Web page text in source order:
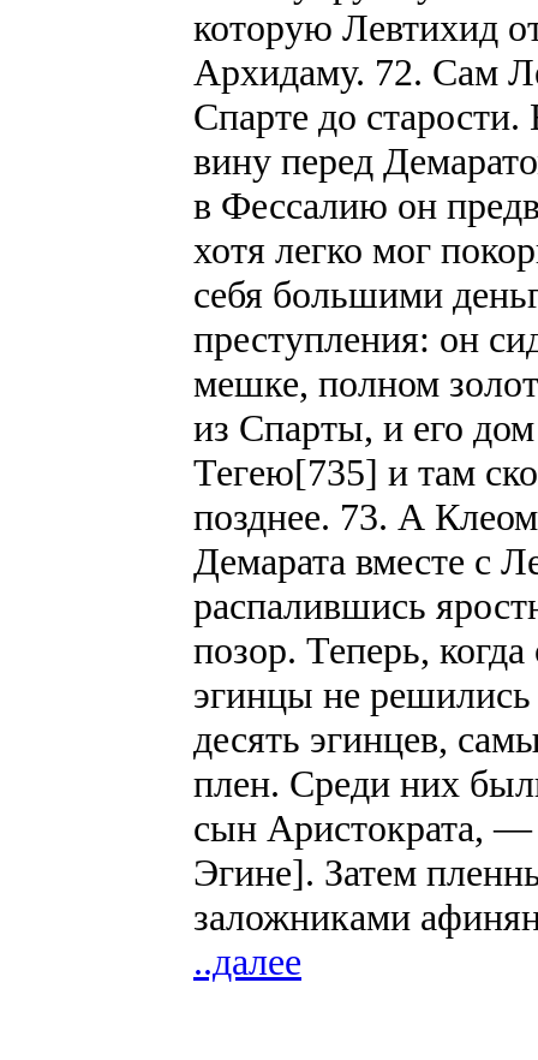
которую Левтихид
Архидаму. 72. Сам
Спарте до
вину перед
в Фессалию он
хотя легко мог
себя большими
преступления: он
мешке, полном
из Спарты, и его
Тегею[735] и там
позднее. 73. А
Демарата вместе с
распалившись
позор. Теперь,
эгинцы не
десять эгинцев,
плен. Среди них
сын Аристократа, —
Эгине]. Затем
заложниками
..далее